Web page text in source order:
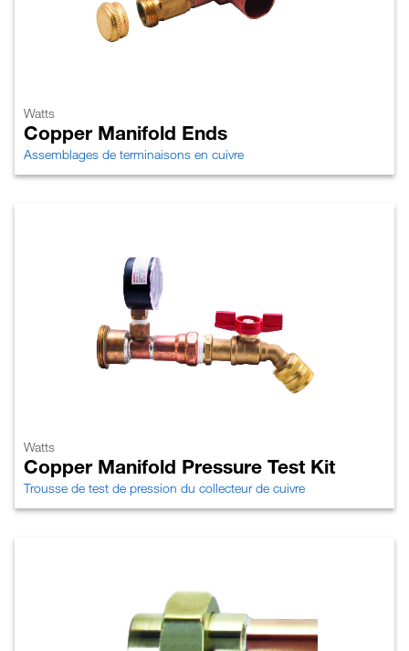
Watts
Copper Manifold Ends
Assemblages de terminaisons en cuivre
Watts
Copper Manifold Pressure Test Kit
Trousse de test de pression du collecteur de cuivre